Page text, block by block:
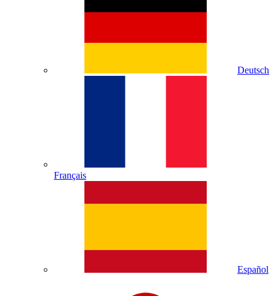
Deutsch
Français
Español